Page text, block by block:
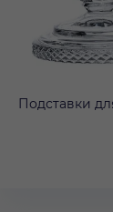
Подставки